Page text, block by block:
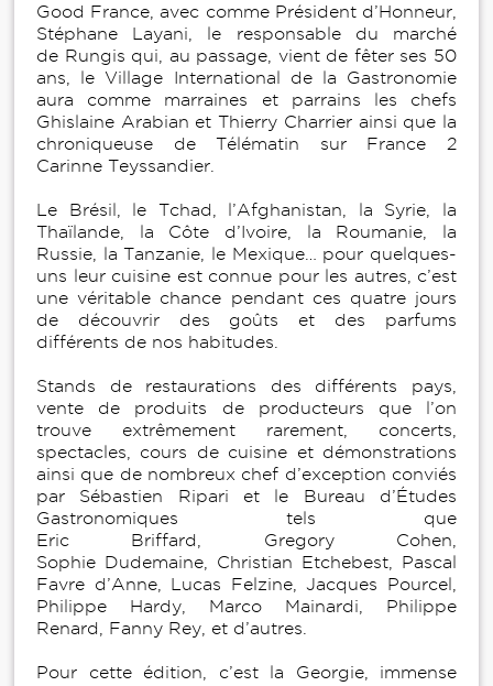
Good France, avec comme Président d’Honneur,
Stéphane Layani, le responsable du marché
de Rungis qui, au passage, vient de fêter ses 50
ans, le Village International de la Gastronomie
aura comme marraines et parrains les chefs
Ghislaine Arabian et Thierry Charrier ainsi que la
chroniqueuse de Télématin sur France 2
Carinne Teyssandier.
Le Brésil, le Tchad, l’Afghanistan, la Syrie, la
Thaïlande, la Côte d’Ivoire, la Roumanie, la
Russie, la Tanzanie, le Mexique… pour quelques-
uns leur cuisine est connue pour les autres, c’est
une véritable chance pendant ces quatre jours
de découvrir des goûts et des parfums
différents de nos habitudes.
Stands de restaurations des différents pays,
vente de produits de producteurs que l’on
trouve extrêmement rarement, concerts,
spectacles, cours de cuisine et démonstrations
ainsi que de nombreux chef d’exception conviés
par Sébastien Ripari et le Bureau d’Études
Gastronomiques tels que
Eric Briffard, Gregory Cohen,
Sophie Dudemaine, Christian Etchebest, Pascal
Favre d’Anne, Lucas Felzine, Jacques Pourcel,
Philippe Hardy, Marco Mainardi, Philippe
Renard, Fanny Rey, et d’autres.
Pour cette édition, c’est la Georgie, immense